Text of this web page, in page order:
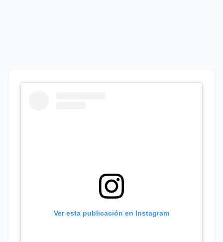
Ver esta publicación en Instagram